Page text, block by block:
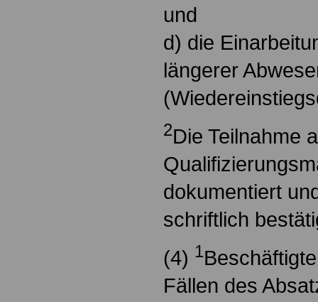
und
d) die
längerer
2Die Teilnahme
dokumentiert
schriftlich
(4) 1
Fällen des